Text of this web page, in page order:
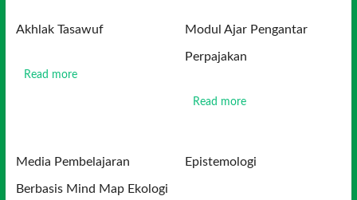
Akhlak Tasawuf
Read more
Modul Ajar Pengantar
Perpajakan
Read more
Media Pembelajaran
Berbasis Mind Map Ekologi
Epistemologi